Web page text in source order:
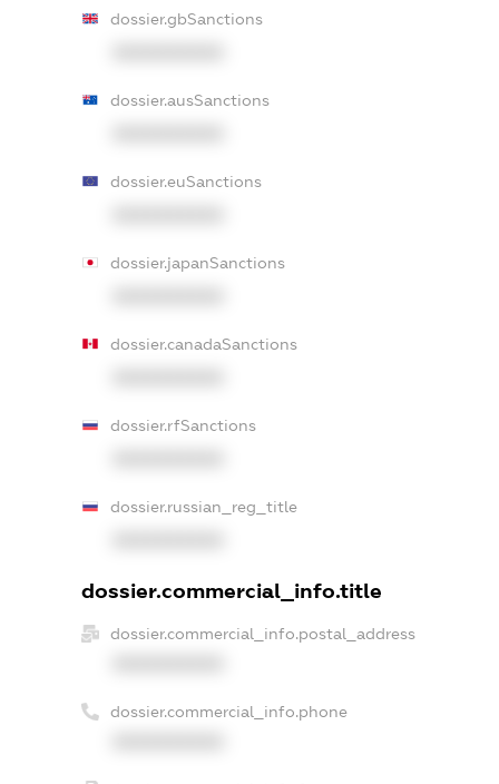
dossier.gbSanctions
dossier.ausSanctions
dossier.euSanctions
dossier.japanSanctions
dossier.canadaSanctions
dossier.rfSanctions
dossier.russian_reg_title
dossier.commercial_info.title
dossier.commercial_info.postal_address
dossier.commercial_info.phone